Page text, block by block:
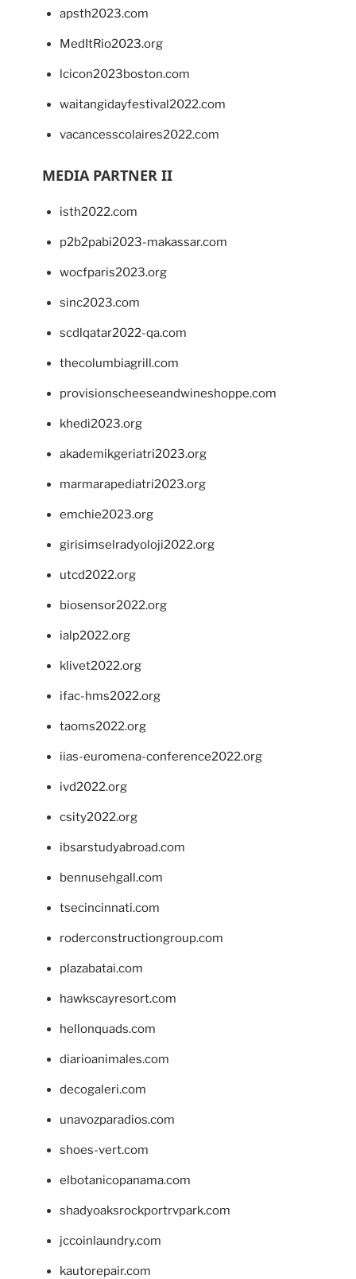
apsth2023.com
MedItRio2023.org
lcicon2023boston.com
waitangidayfestival2022.com
vacancesscolaires2022.com
MEDIA PARTNER II
isth2022.com
p2b2pabi2023-makassar.com
wocfparis2023.org
sinc2023.com
scdlqatar2022-qa.com
thecolumbiagrill.com
provisionscheeseandwineshoppe.com
khedi2023.org
akademikgeriatri2023.org
marmarapediatri2023.org
emchie2023.org
girisimselradyoloji2022.org
utcd2022.org
biosensor2022.org
ialp2022.org
klivet2022.org
ifac-hms2022.org
taoms2022.org
iias-euromena-conference2022.org
ivd2022.org
csity2022.org
ibsarstudyabroad.com
bennusehgall.com
tsecincinnati.com
roderconstructiongroup.com
plazabatai.com
hawkscayresort.com
hellonquads.com
diarioanimales.com
decogaleri.com
unavozparadios.com
shoes-vert.com
elbotanicopanama.com
shadyoaksrockportrvpark.com
jccoinlaundry.com
kautorepair.com